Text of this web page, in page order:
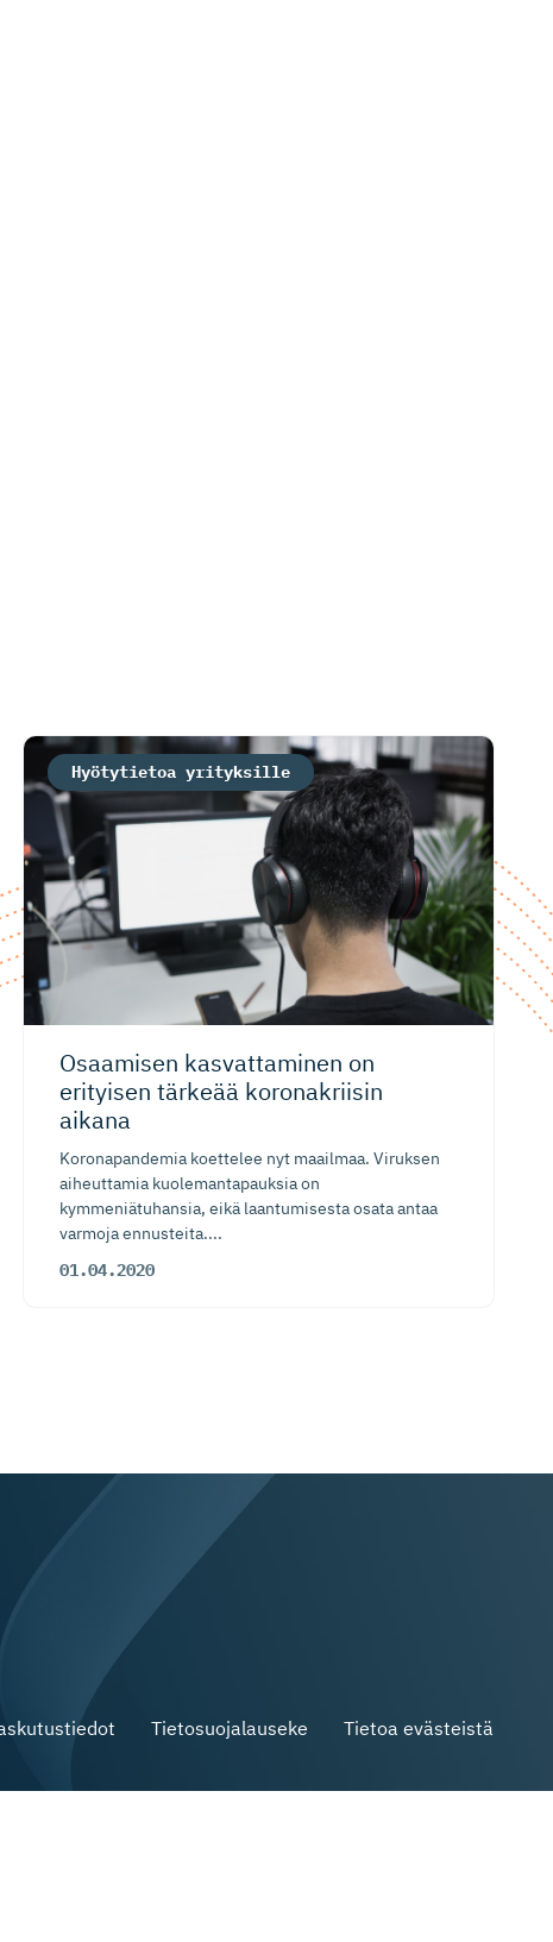
Osaamisen kasvattaminen on
erityisen tärkeää koronakriisin
aikana
Koronapandemia koettelee nyt maailmaa. Viruksen
aiheuttamia kuolemantapauksia on
kymmeniätuhansia, eikä laantumisesta osata antaa
varmoja ennusteita....
01.04.2020
Hyötytietoa yrityksille
Tietosuojalauseke Tietoa evästeistä